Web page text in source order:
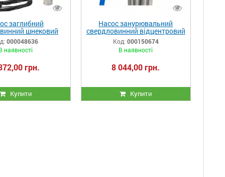
заглибний
шнековий
3DS 1253-0.75r
000048636
наявності
грн.
Купити
Насос занурювальний
свердловинний відцентровий
стійкий до піску Vitals Aqua
PRO 3-20SD 1851-0.8r
Код: 000150674
В наявності
8 044,00 грн.
Купити